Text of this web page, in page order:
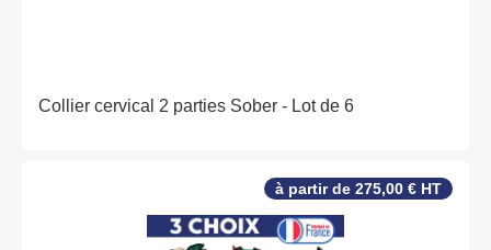
Collier cervical 2 parties Sober - Lot de 6
à partir de 275,00 € HT